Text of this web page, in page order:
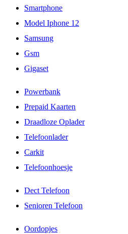
Smartphone
Model Iphone 12
Samsung
Gsm
Gigaset
Powerbank
Prepaid Kaarten
Draadloze Oplader
Telefoonlader
Carkit
Telefoonhoesje
Dect Telefoon
Senioren Telefoon
Oordopjes